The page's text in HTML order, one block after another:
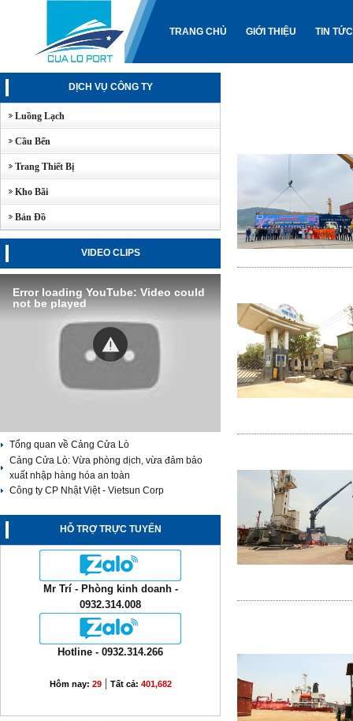
TRANG CHỦ GIỚI THIỆU TIN TỨC
DỊCH VỤ CÔNG TY
Luồng Lạch
Cầu Bến
Trang Thiết Bị
Kho Bãi
Bản Đồ
VIDEO CLIPS
Error loading YouTube: Video could
not be played
Tổng quan về Cảng Cửa Lò
Cảng Cửa Lò: Vừa phòng dịch, vừa đảm bảo
xuất nhập hàng hóa an toàn
Công ty CP Nhật Việt - Vietsun Corp
HỖ TRỢ TRỰC TUYẾN
Mr Trí - Phòng kinh doanh -
0932.314.008
Hotline - 0932.314.266
Hôm nay: 29| Tất cả: 401,682